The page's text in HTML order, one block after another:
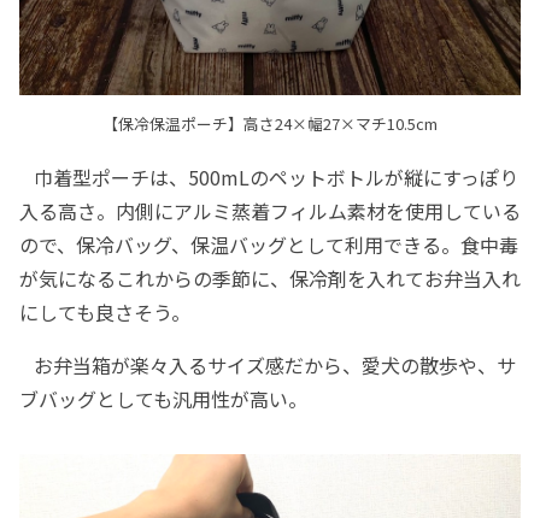
【保冷保温ポーチ】高さ24×幅27×マチ10.5cm
巾着型ポーチは、500mLのペットボトルが縦にすっぽり
入る高さ。内側にアルミ蒸着フィルム素材を使用している
ので、保冷バッグ、保温バッグとして利用できる。食中毒
が気になるこれからの季節に、保冷剤を入れてお弁当入れ
にしても良さそう。
お弁当箱が楽々入るサイズ感だから、愛犬の散歩や、サ
ブバッグとしても汎用性が高い。